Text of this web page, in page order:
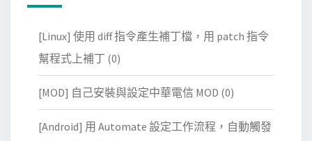
[Linux] 使用 diff 指令產生補丁檔，用 patch 指令
幫程式上補丁 (0)
[MOD] 自己安裝與設定中華電信 MOD (0)
[Android] 用 Automate 設定工作流程，自動觸發